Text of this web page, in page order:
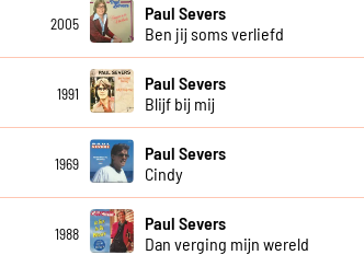
2005
Paul Severs
Ben jij soms verliefd
1991
Paul Severs
Blijf bij mij
1969
Paul Severs
Cindy
1988
Paul Severs
Dan verging mijn wereld